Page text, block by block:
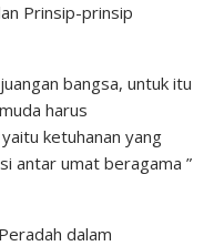
Prinsip-prinsip
bangsa, untuk itu
harus
ketuhanan yang
antar umat beragama ”
dalam